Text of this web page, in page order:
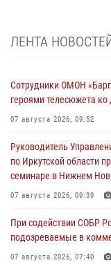
ЛЕНТА
Сотрудники ОМОН
героями телесюжета
07 августа 2026, 09:52
Руководитель
по Иркутской области
семинаре в Нижнем
07 августа 2026, 09:39
При содействии СОБР
подозреваемые в
07 августа 2026, 07:40